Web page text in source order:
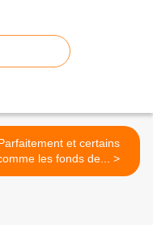
et certains
comme les fonds de... >